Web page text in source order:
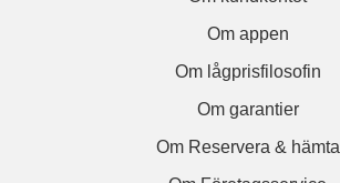
Om appen
Om lågprisfilosofin
Om garantier
Om Reservera & hämta